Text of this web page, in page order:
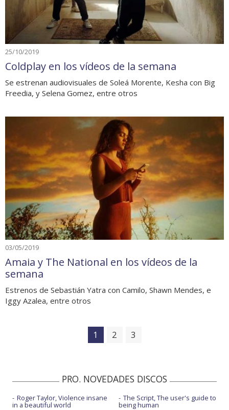
25/10/2019
Coldplay en los vídeos de la semana
Se estrenan audiovisuales de Soleá Morente, Kesha con Big
Freedia, y Selena Gomez, entre otros
03/05/2019
Amaia y The National en los vídeos de la
semana
Estrenos de Sebastián Yatra con Camilo, Shawn Mendes, e
Iggy Azalea, entre otros
1 2 3
PRO. NOVEDADES DISCOS
Roger Taylor, Violence insane
in a beautiful world
The Script, The user's guide to
being human